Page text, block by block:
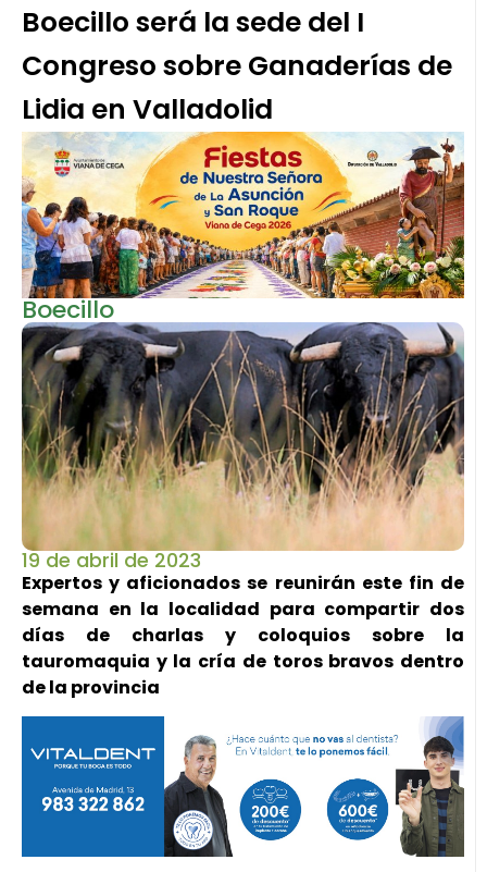
Boecillo será la sede del I
Congreso sobre Ganaderías de
Lidia en Valladolid
Boecillo
19 de abril de 2023
Expertos y aficionados se reunirán este fin de
semana en la localidad para compartir dos
días de charlas y coloquios sobre la
tauromaquia y la cría de toros bravos dentro
de la provincia